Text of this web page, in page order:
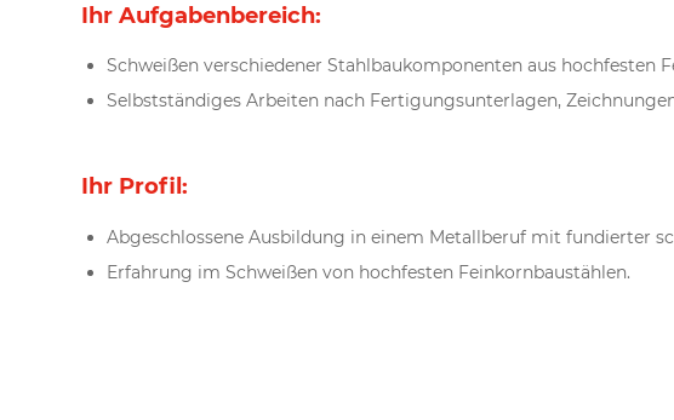
Ihr Aufgabenbereich:
Schweißen verschiedener Stahlbaukomponenten aus hochfesten
Selbstständiges Arbeiten nach Fertigungsunterlagen,
Ihr Profil:
Abgeschlossene Ausbildung in einem Metallberuf mit fundierter
Erfahrung im Schweißen von hochfesten Feinkornbaustählen.